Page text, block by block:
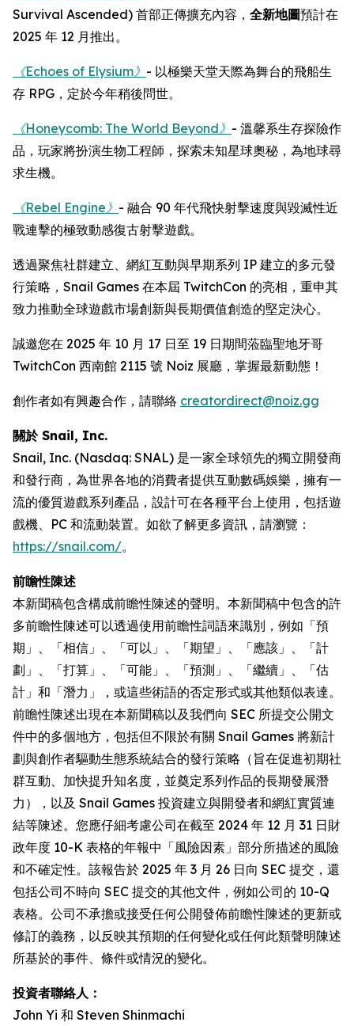
Survival Ascended) 首部正傳擴充內容， 全新地圖預計在
2025 年 12 月推出。
《Echoes of Elysium》 - 以極樂天堂天際為舞台的飛船生
存 RPG，定於今年稍後問世。
《Honeycomb: The World Beyond》 - 溫馨系生存探險作
品，玩家將扮演生物工程師，探索未知星球奧秘，為地球尋
求生機。
《Rebel Engine》 - 融合 90 年代飛快射擊速度與毀滅性近
戰連擊的極致動感復古射擊遊戲。
透過聚焦社群建立、網紅互動與早期系列 IP 建立的多元發
行策略，Snail Games 在本屆 TwitchCon 的亮相，重申其
致力推動全球遊戲市場創新與長期價值創造的堅定決心。
誠邀您在 2025 年 10 月 17 日至 19 日期間蒞臨聖地牙哥
TwitchCon 西南館 2115 號 Noiz 展廳，掌握最新動態！
創作者如有興趣合作，請聯絡 creatordirect@noiz.gg
關於 Snail, Inc.
Snail, Inc. (Nasdaq: SNAL) 是一家全球領先的獨立開發商
和發行商，為世界各地的消費者提供互動數碼娛樂，擁有一
流的優質遊戲系列產品，設計可在各種平台上使用，包括遊
戲機、PC 和流動裝置。如欲了解更多資訊，請瀏覽：
https://snail.com/。
前瞻性陳述
本新聞稿包含構成前瞻性陳述的聲明。本新聞稿中包含的許
多前瞻性陳述可以透過使用前瞻性詞語來識別，例如「預
期」、「相信」、「可以」、「期望」、「應該」、「計
劃」、「打算」、「可能」、「預測」、「繼續」、「估
計」和「潛力」，或這些術語的否定形式或其他類似表達。
前瞻性陳述出現在本新聞稿以及我們向 SEC 所提交公開文
件中的多個地方，包括但不限於有關 Snail Games 將新計
劃與創作者驅動生態系統結合的發行策略（旨在促進初期社
群互動、加快提升知名度，並奠定系列作品的長期發展潛
力），以及 Snail Games 投資建立與開發者和網紅實質連
結等陳述。您應仔細考慮公司在截至 2024 年 12 月 31 日財
政年度 10-K 表格的年報中「風險因素」部分所描述的風險
和不確定性。該報告於 2025 年 3 月 26 日向 SEC 提交，還
包括公司不時向 SEC 提交的其他文件，例如公司的 10-Q
表格。公司不承擔或接受任何公開發佈前瞻性陳述的更新或
修訂的義務，以反映其預期的任何變化或任何此類聲明陳述
所基於的事件、條件或情況的變化。
投資者聯絡人：
John Yi 和 Steven Shinmachi